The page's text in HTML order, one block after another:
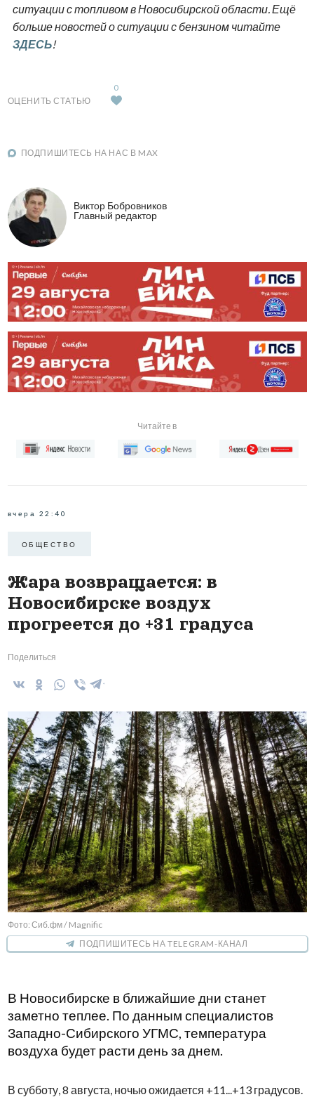
ситуации с топливом в Новосибирской области. Ещё
больше новостей о ситуации с бензином читайте
ЗДЕСЬ!
ОЦЕНИТЬ СТАТЬЮ
0
ПОДПИШИТЕСЬ НА НАС В MAX
Виктор Бобровников
Главный редактор
Читайте в
вчера 22:40
ОБЩЕСТВО
Жара возвращается: в
Новосибирске воздух
прогреется до +31 градуса
Поделиться
Фото: Сиб.фм / Magnific
ПОДПИШИТЕСЬ НА TELEGRAM-КАНАЛ
В Новосибирске в ближайшие дни станет
заметно теплее. По данным специалистов
Западно-Сибирского УГМС, температура
воздуха будет расти день за днем.
В субботу, 8 августа, ночью ожидается +11...+13 градусов.